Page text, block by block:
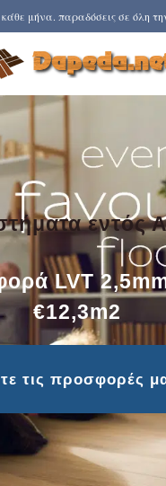
μήνα. παραδόσεις σε όλη
εντός
LVT
€12,3m2
τις προσφορές